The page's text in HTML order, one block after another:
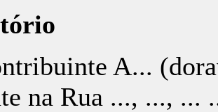
A...
na Rua ..., ..., ...